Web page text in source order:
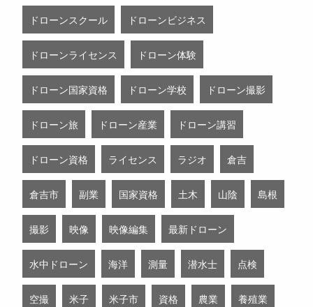
ドローンスクール ドローンビジネス
ドローンライセンス ドローン体験
ドローン国家資格 ドローン学校 ドローン撮影
ドローン旅 ドローン産業 ドローン講習
ドローン資格 ライセンス ラジオ 倉吉
倉吉市 副業 国家資格 土木 山陰 島根
撮影 映像 映像編集 最新ドローン
水中ドローン 海洋 測量 潜水士 点検
空撮 米子 米子市 資格 農業 養殖業